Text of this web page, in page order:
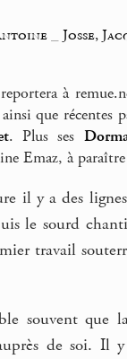
Josse,
à
que récentes
. Plus ses
Emaz, à
il y a des
le sourd
travail
souvent que
de soi. Il